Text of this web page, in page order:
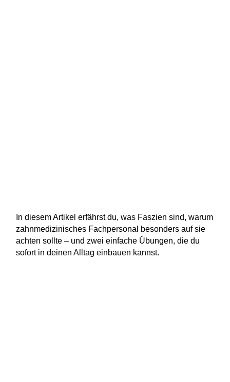
In diesem Artikel erfährst du, was Faszien sind, warum
zahnmedizinisches Fachpersonal besonders auf sie
achten sollte – und zwei einfache Übungen, die du
sofort in deinen Alltag einbauen kannst.